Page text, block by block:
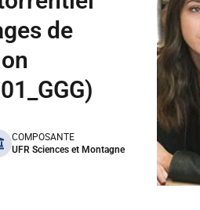
de
COMPOSANTE
UFR Sciences et Montagne